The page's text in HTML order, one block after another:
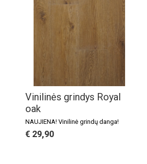
Vinilinės grindys Royal
oak
NAUJIENA! Vinilinė grindų danga!
€ 29,90